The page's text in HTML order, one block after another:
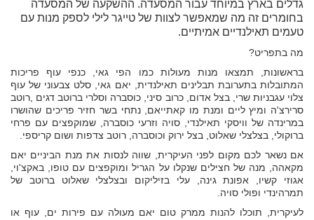
גדלים בארץ במיוחד עבור המסעדה. ההשקעה של המסעדה
בחומרים זה מה שמאפשר לצוות של טייגר לילי לספק מנות עם
טעמים תאילנדיים אמיתיים.
מה בתפריט?
בראשונות, תמצאו מנות מעולות כמו הפי גאי, כנפי עוף פריכות
המתובלות בתערובת תבלינים תאילנדית, יאם גאי, סלט צבעוני של עוף
צלוי עגבניות שרי, בצל אדום, כרוב סיני, כוסברה וסלרי ברוטב דגים ,רוטב
סרירצ'ה ומיץ ליים ומנת מו קאתייאם, נתחי בשר חזיר פריכים שהושרו
במרינדה של וויסקי תאילנדי, סויה וזרעי כוסברה, שמוקפצים עם פרחי
ברוקולי, בצלצלי שאלוט, בצל ירוק וכוסברה, רוטב צדפות ושום קריספי.
אם נשאר לכם מקום לפני העיקרית, שווה לנסות את מנת הביניים יאם
מקאהה, מנה של חצילים שנקלו על הגריל ומוקפצים עם טופו, באקצ'וי,
אגוזי קשיו, אפונת גינה, עלי בזיליקום ובצלצלי שאלוט ברוטב של
תמרהינדי ופולי סויה.
לעיקרית, תוכלו להנות ממרק טום יאם מעולה עם פירות ים, עוף או